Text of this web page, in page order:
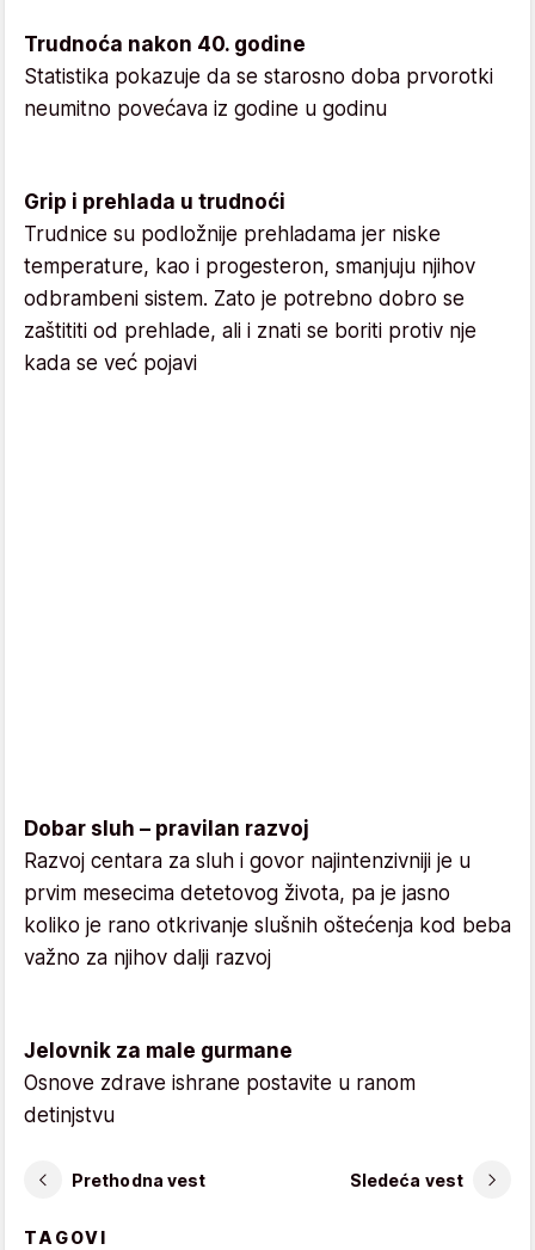
Trudnoća nakon 40. godine
Statistika pokazuje da se starosno doba prvorotki
neumitno povećava iz godine u godinu
Grip i prehlada u trudnoći
Trudnice su podložnije prehladama jer niske
temperature, kao i progesteron, smanjuju njihov
odbrambeni sistem. Zato je potrebno dobro se
zaštititi od prehlade, ali i znati se boriti protiv nje
kada se već pojavi
Dobar sluh – pravilan razvoj
Razvoj centara za sluh i govor najintenzivniji je u
prvim mesecima detetovog života, pa je jasno
koliko je rano otkrivanje slušnih oštećenja kod beba
važno za njihov dalji razvoj
Jelovnik za male gurmane
Osnove zdrave ishrane postavite u ranom
detinjstvu
Prethodna vest Sledeća vest
TAGOVI